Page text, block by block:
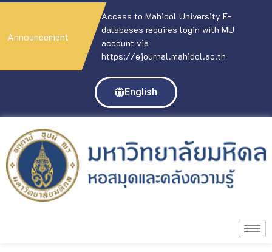
Announcement
Access to Mahidol University E-
databases requires login with MU
account via
https://ejournal.mahidol.ac.th
English